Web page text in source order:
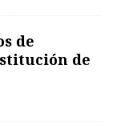
de
de